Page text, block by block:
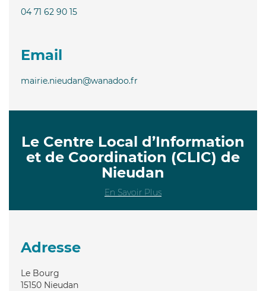
04 71 62 90 15
Email
mairie.nieudan@wanadoo.fr
Le Centre Local d’Information
et de Coordination (CLIC) de
Nieudan
En Savoir Plus
Adresse
Le Bourg
15150 Nieudan